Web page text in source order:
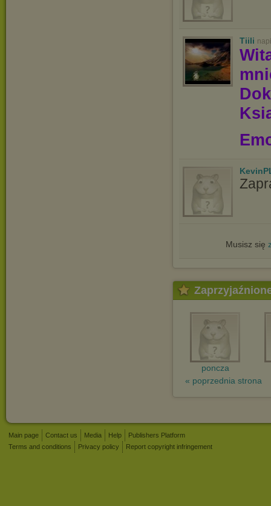
Tiili
Musisz się
poncza
« poprzednia strona
Main page Contact us Media Help
Publishers Platform
Terms and conditions
Privacy policy Report copyright infringement